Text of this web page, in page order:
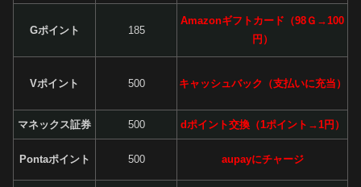
Gポイント 185
Amazonギフトカード（98Ｇ→100
円）
Vポイント 500 キャッシュバック（支払いに充当）
マネックス証券 500 dポイント交換（1ポイント→1円）
Pontaポイント 500 aupayにチャージ